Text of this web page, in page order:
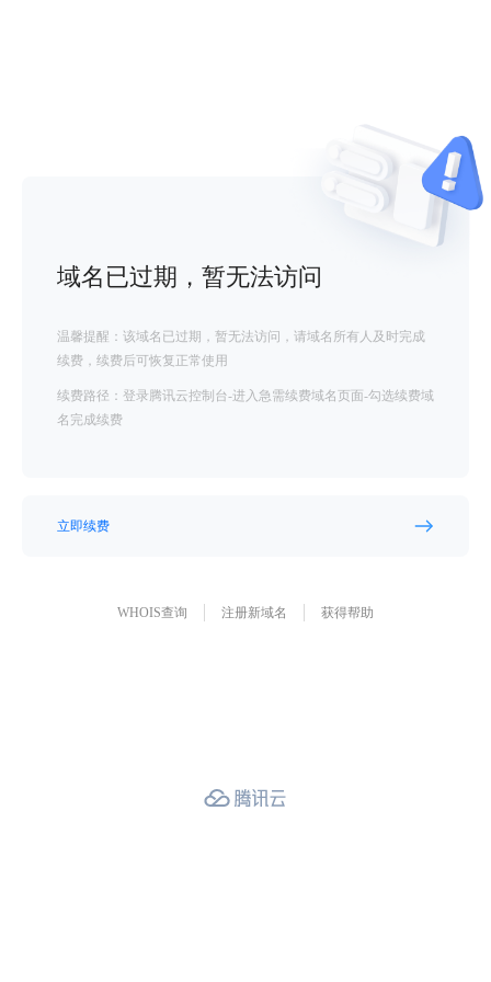
域名已过期，暂无法访问
温馨提醒：该域名已过期，暂无法访问，请域名所有人及时完成
续费，续费后可恢复正常使用
续费路径：登录腾讯云控制台-进入急需续费域名页面-勾选续费域
名完成续费
立即续费
WHOIS查询 注册新域名 获得帮助